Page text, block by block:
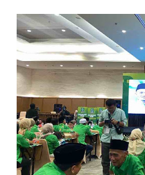
Dengan produksi sebesar
menyumbangkan hampir
jalar di wilayah ini. Kondisi
pertanian yang optimal
utama produksi ubi jalar.
Posisi kedua ditempati
dengan total produksi
dikenal dengan pertanian